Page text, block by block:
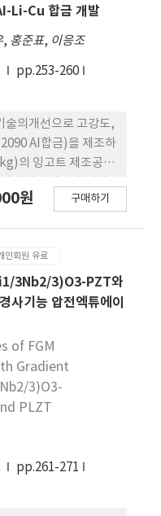
한 분말의 소결체가
한 (U, Ce)O2분
ratio가 적절하
Li-Cu 합금 개발
, 홍준표, 이응조
pp.253-260
술의개선으로 고강도,
AI합금)을 제조하
의 잉고트 제조공정
괴인성 시험(KIc) 및
도였다. C-T 시편을
시효 조건에서 평면
였고 미시효 조
0.1, 0.3, 0.5의 하중
하였을때 임계응력 확
4.3 MPa√m이었다.
원 구매하기
인회원 유료
3Nb2/3)O3-PZT와
사기능 압전엑튜에이
of FGM
Gradient
3)O3-
PLZT
pp.261-271